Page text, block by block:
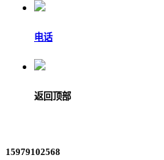
电话
返回顶部
15979102568